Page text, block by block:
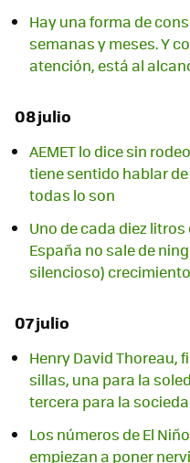
Hay una forma de
semanas y meses. Y
atención, está al
08 julio
AEMET lo dice sin
tiene sentido hablar
todas lo son
Uno de cada diez litros
España no sale de
silencioso)
07 julio
Henry David Thoreau,
sillas, una para la
tercera para la
Los números de El
empiezan a poner